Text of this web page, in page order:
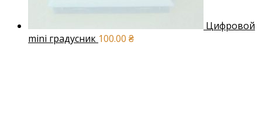
Цифровой
mini градусник 100.00 ₴